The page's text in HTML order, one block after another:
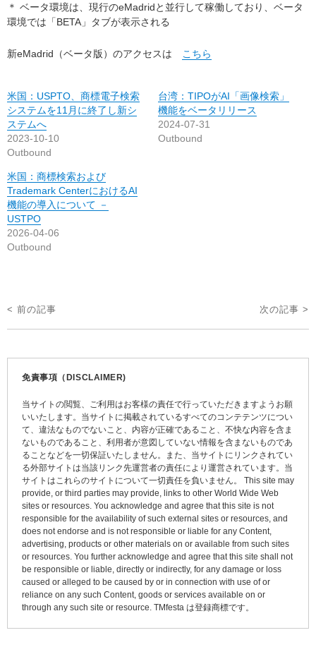
＊ ベータ環境は、現行のeMadridと並行して稼働しており、ベータ
環境では「BETA」タブが表示される
新eMadrid（ベータ版）のアクセスは こちら
米国：USPTO、商標電子検索
システムを11月に終了し新シ
ステムへ
2023-10-10
Outbound
台湾：TIPOがAI「画像検索」
機能をベータリリース
2024-07-31
Outbound
米国：商標検索および
Trademark CenterにおけるAI
機能の導入について －
USTPO
2026-04-06
Outbound
投
稿
< 前の記事 次の記事 >
免責事項（DISCLAIMER)
当サイトの閲覧、ご利用はお客様の責任で行っていただきますようお願
いいたします。当サイトに掲載されているすべてのコンテテンツについ
て、違法なものでないこと、内容が正確であること、不快な内容を含ま
ないものであること、利用者が意図していない情報を含まないものであ
ることなどを一切保証いたしません。また、当サイトにリンクされてい
る外部サイトは当該リンク先運営者の責任により運営されています。当
サイトはこれらのサイトについて一切責任を負いません。 This site may
provide, or third parties may provide, links to other World Wide Web
sites or resources. You acknowledge and agree that this site is not
responsible for the availability of such external sites or resources, and
does not endorse and is not responsible or liable for any Content,
advertising, products or other materials on or available from such sites
or resources. You further acknowledge and agree that this site shall not
be responsible or liable, directly or indirectly, for any damage or loss
caused or alleged to be caused by or in connection with use of or
reliance on any such Content, goods or services available on or
through any such site or resource. TMfesta は登録商標です。